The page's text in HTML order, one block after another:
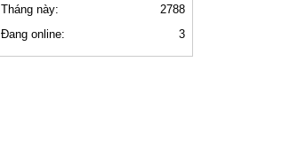
2788
Tháng này:
3
Đang online: